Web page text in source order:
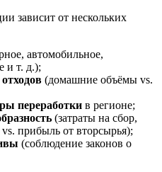
зависит от нескольких
автомобильное,
и т. д.);
(домашние объёмы vs.
переработки в регионе;
(затраты на сбор,
прибыль от вторсырья);
(соблюдение законов о